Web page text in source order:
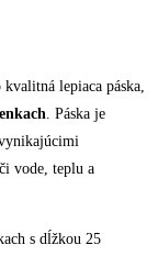
lepiaca páska,
. Páska je
vode, teplu a
s dĺžkou 25